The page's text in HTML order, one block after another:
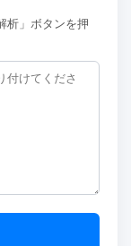
析」ボタンを押